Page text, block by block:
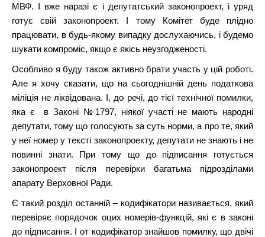
МВФ. І вже наразі є і депутатський законопроект, і уряд
готує свій законопроект. І тому Комітет буде плідно
працювати, в будь-якому випадку дослухаючись, і будемо
шукати компроміс, якщо є якісь неузгодженості.
Особливо я буду також активно брати участь у цій роботі.
Але я хочу сказати, що на сьогоднішній день податкова
міліція не ліквідована. І, до речі, до тієї технічної помилки,
яка є в Законі №1797, ніякої участі не мають народні
депутати, тому що голосують за суть норми, а про те, який
у неї номер у тексті законопроекту, депутати не знають і не
повинні знати. При тому що до підписання готується
законопроект після перевірки багатьма підрозділами
апарату Верховної Ради.
Є такий розділ останній – кодифікатори називається, який
перевіряє порядочок оцих номерів-функцій, які є в законі
до підписання. І от кодифікатор знайшов помилку, що двічі